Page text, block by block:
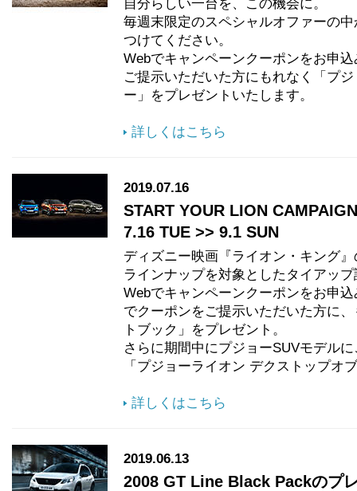
自分らしい一台を、この機会に。
毎週末限定のスペシャルオファーの
つけてください。
Webでキャンペーンクーポンをお申
ご提示いただいた方にもれなく「プ
ー」をプレゼントいたします。
詳しくはこちら
2019.07.16
START YOUR LION CAMPAIGN
7.16 TUE >> 9.1 SUN
ディズニー映画『ライオン・キング
ラインナップを対象としたタイアッ
Webでキャンペーンクーポンをお申
でクーポンをご提示いただいた方に
トブック」をプレゼント。
さらに期間中にプジョーSUVモデル
「プジョーライオン デクストップオ
詳しくはこちら
2019.06.13
2008 GT Line Black Packのプ